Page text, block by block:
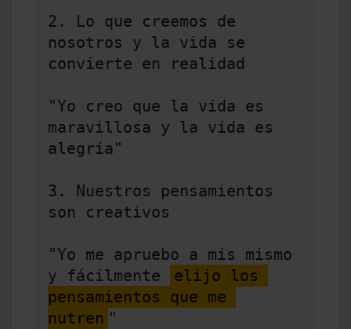
2. Lo que creemos de
nosotros y la vida se
convierte en realidad
"Yo creo que la vida es
maravillosa y la vida es
alegría"
3. Nuestros pensamientos
son creativos
"Yo me apruebo a mis mismo
y fácilmente
elijo los
pensamientos que me
nutren "